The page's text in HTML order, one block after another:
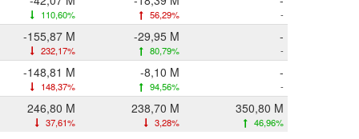
110,60% 56,29% -
-155,87 M
232,17%
-29,95 M
80,79%
-
-
-148,81 M
148,37%
-8,10 M
94,56%
-
-
246,80 M
37,61%
238,70 M
3,28%
350,80 M
46,96%